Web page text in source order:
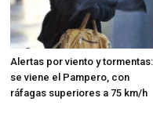
Alertas por viento y tormentas:
se viene el Pampero, con
ráfagas superiores a 75 km/h